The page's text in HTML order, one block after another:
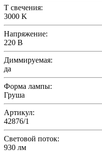
T свечения:
3000 K
Напряжение:
220 В
Диммируемая:
да
Форма лампы:
Груша
Артикул:
42876/1
Световой поток:
930 лм